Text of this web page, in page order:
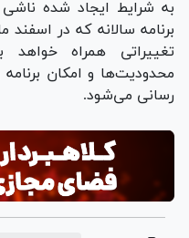
به شرایط ایجاد شده ناشی
برنامه سالانه که در
تغییراتی همراه
محدودیت‌ها و امکان
رسانی می‌شود.